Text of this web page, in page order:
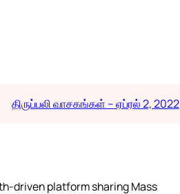
திருப்பலி வாசகங்கள் – ஏப்ரல் 2, 2022
driven platform sharing Mass